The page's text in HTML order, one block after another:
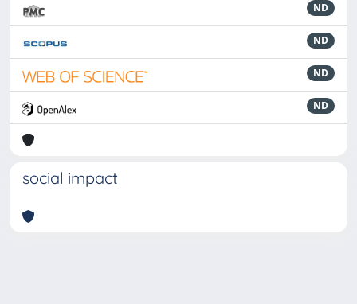
ND
ND
ND
ND
social impact